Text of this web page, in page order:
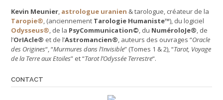
Kevin Meunier, astrologue uranien & tarologue, créateur de la
Taropie®, (anciennement Tarologie Humaniste™), du logiciel
Odysseus®, de la PsyCommunication©, du NuméroloJe®, de
l’OrIAcle® et de l’Astromancien®, auteurs des ouvrages “Oracle
des Origines“, “Murmures dans l’Invisible” (Tomes 1 & 2), “Tarot, Voyage
de la Terre aux Etoiles” et “Tarot l’Odyssée Terrestre“.
CONTACT